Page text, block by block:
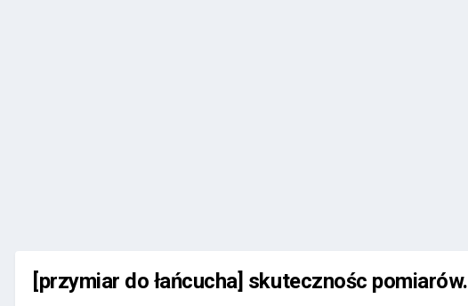
[przymiar do łańcucha] skutecznośc pomiarów.